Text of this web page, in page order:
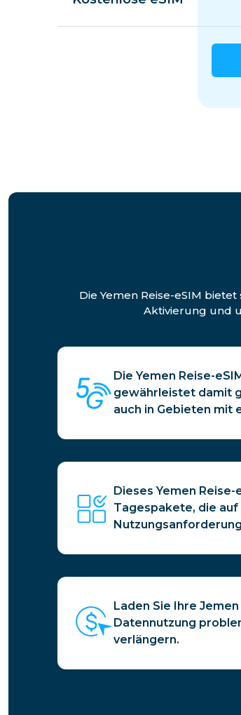
Die Yemen Reise-eSIM
Aktivierung und
Die Yemen Reise-
gewährleistet damit
auch in Gebieten mit
Dieses Yemen
Tagespakete, die
Laden Sie Ihre
Datennutzung
verlängern.